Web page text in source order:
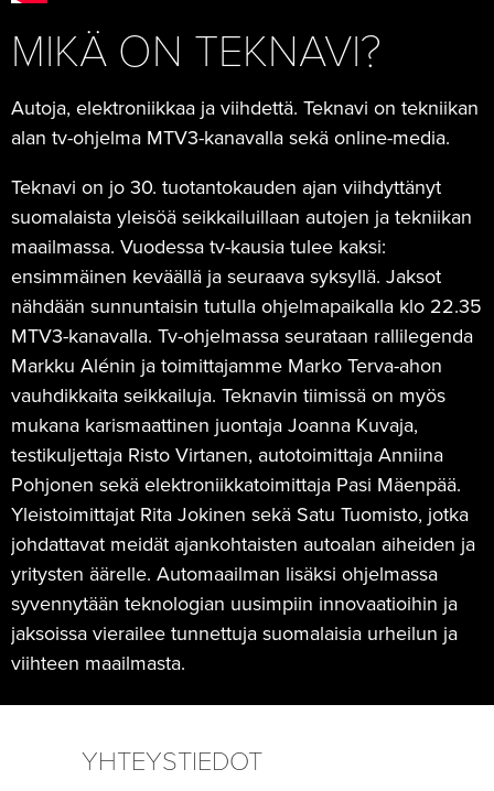
MIKÄ ON TEKNAVI?
Autoja, elektroniikkaa ja viihdettä. Teknavi on tekniikan
alan tv-ohjelma MTV3-kanavalla sekä online-media.
Teknavi on jo 30. tuotantokauden ajan viihdyttänyt
suomalaista yleisöä seikkailuillaan autojen ja tekniikan
maailmassa. Vuodessa tv-kausia tulee kaksi:
ensimmäinen keväällä ja seuraava syksyllä. Jaksot
nähdään sunnuntaisin tutulla ohjelmapaikalla klo 22.35
MTV3-kanavalla. Tv-ohjelmassa seurataan rallilegenda
Markku Alénin ja toimittajamme Marko Terva-ahon
vauhdikkaita seikkailuja. Teknavin tiimissä on myös
mukana karismaattinen juontaja Joanna Kuvaja,
testikuljettaja Risto Virtanen, autotoimittaja Anniina
Pohjonen sekä elektroniikkatoimittaja Pasi Mäenpää.
Yleistoimittajat Rita Jokinen sekä Satu Tuomisto, jotka
johdattavat meidät ajankohtaisten autoalan aiheiden ja
yritysten äärelle. Automaailman lisäksi ohjelmassa
syvennytään teknologian uusimpiin innovaatioihin ja
jaksoissa vierailee tunnettuja suomalaisia urheilun ja
viihteen maailmasta.
YHTEYSTIEDOT